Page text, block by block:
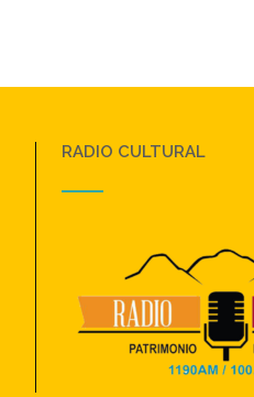
RADIO CULTURAL